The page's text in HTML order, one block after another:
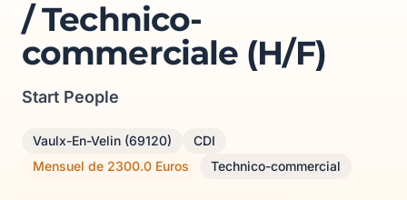
/ Technico-
commerciale (H/F)
Start People
Vaulx-En-Velin (69120)
CDI
Mensuel de 2300.0 Euros
Technico-commercial